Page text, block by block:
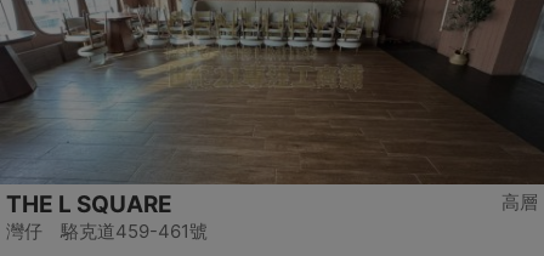
高層
THE L SQUARE
灣仔 駱克道459-461號